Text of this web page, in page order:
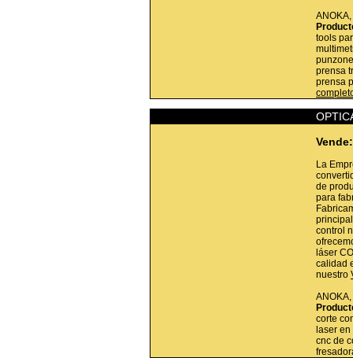
ANOKA,
tools
prensa
prensa
Vende:
La
de
para
control
láser
calidad
nuestro
ANOKA,
corte
laser
cnc de